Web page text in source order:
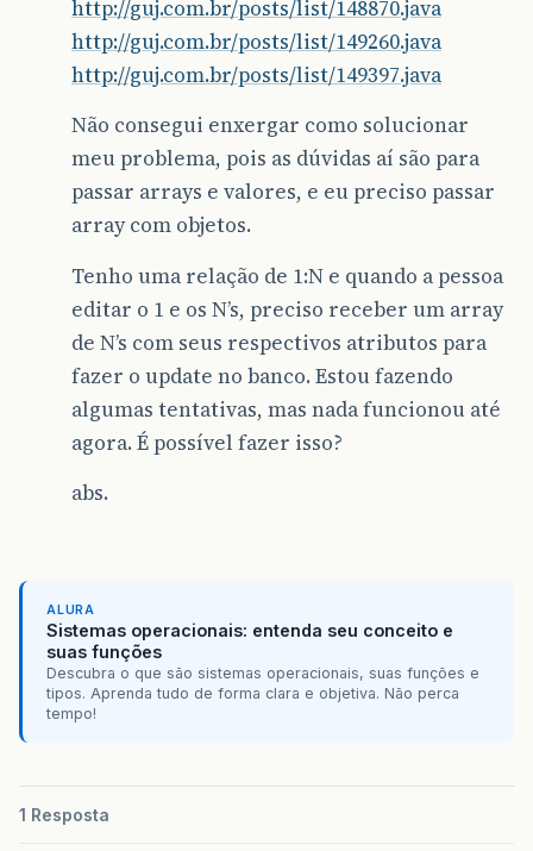
http://guj.com.br/posts/list/148870.java
http://guj.com.br/posts/list/149260.java
http://guj.com.br/posts/list/149397.java
Não consegui enxergar como solucionar
meu problema, pois as dúvidas aí são para
passar arrays e valores, e eu preciso passar
array com objetos.
Tenho uma relação de 1:N e quando a pessoa
editar o 1 e os N’s, preciso receber um array
de N’s com seus respectivos atributos para
fazer o update no banco. Estou fazendo
algumas tentativas, mas nada funcionou até
agora. É possível fazer isso?
abs.
ALURA
Sistemas operacionais: entenda seu conceito e
suas funções
Descubra o que são sistemas operacionais, suas funções e
tipos. Aprenda tudo de forma clara e objetiva. Não perca
tempo!
1 Resposta